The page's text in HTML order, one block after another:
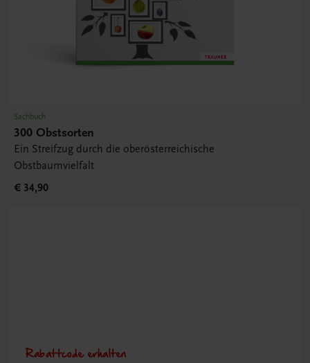
Sachbuch
300 Obstsorten
Ein Streifzug durch die oberösterreichische
Obstbaumvielfalt
€ 34,90
Rabattcode erhalten